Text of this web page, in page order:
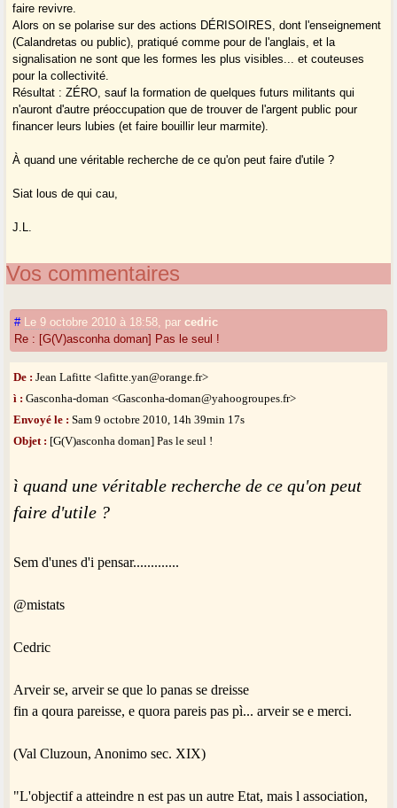
faire revivre.
Alors on se polarise sur des actions DÉRISOIRES, dont l'enseignement
(Calandretas ou public), pratiqué comme pour de l'anglais, et la
signalisation ne sont que les formes les plus visibles... et couteuses
pour la collectivité.
Résultat : ZÉRO, sauf la formation de quelques futurs militants qui
n'auront d'autre préoccupation que de trouver de l'argent public pour
financer leurs lubies (et faire bouillir leur marmite).
À quand une véritable recherche de ce qu'on peut faire d'utile ?
Siat lous de qui cau,
J.L.
Vos commentaires
# Le 9 octobre 2010 à 18:58 parcedric
Re : [G(V)asconha doman] Pas le seul !
De : Jean Lafitte <lafitte.yan@orange.fr>
ì : Gasconha-doman <Gasconha-doman@yahoogroupes.fr>
Envoyé le : Sam 9 octobre 2010, 14h 39min 17s
Objet : [G(V)asconha doman] Pas le seul !
ì quand une véritable recherche de ce qu'on peut
faire d'utile ?
Sem d'unes d'i pensar.............
@mistats
Cedric
Arveir se, arveir se que lo panas se dreisse
fin a qoura pareisse, e quora pareis pas pì... arveir se e merci.
(Val Cluzoun, Anonimo sec. XIX)
"L'objectif a atteindre n est pas un autre Etat, mais l association,